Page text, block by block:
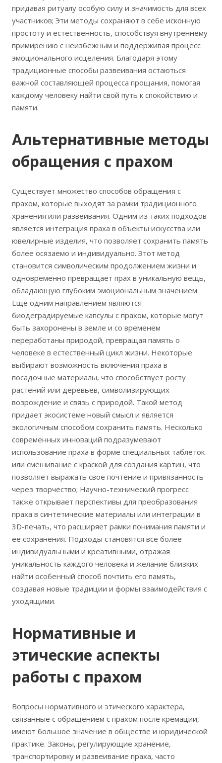
придавая ритуалу особую силу и значимость для всех
участников; Эти методы сохраняют в себе исконную
простоту и естественность, способствуя внутреннему
примирению с неизбежным и поддерживая процесс
эмоционального исцеления. Благодаря этому
традиционные способы развеивания остаються
важной составляющей процесса прощания, помогая
каждому человеку найти свой путь к спокойствию и
памяти.
Альтернативные методы
обращения с прахом
Существует множество способов обращения с
прахом, которые выходят за рамки традиционного
хранения или развеивания. Одним из таких подходов
является интеграция праха в объекты искусства или
ювелирные изделия, что позволяет сохранить память
более осязаемо и индивидуально. Этот метод
становится символическим продолжением жизни и
одновременно превращает прах в уникальную вещь,
обладающую глубоким эмоциональным значением.
Еще одним направлением являются
биодеградируемые капсулы с прахом, которые могут
быть захоронены в земле и со временем
переработаны природой, превращая память о
человеке в естественный цикл жизни. Некоторые
выбирают возможность включения праха в
посадочные материалы, что способствует росту
растений или деревьев, символизирующих
возрождение и связь с природой. Такой метод
придает экосистеме новый смысл и является
экологичным способом сохранить память. Несколько
современных инноваций подразумевают
использование праха в форме специальных таблеток
или смешивание с краской для создания картин, что
позволяет выражать свое почтение и привязанность
через творчество; Научно-технический прогресс
также открывает перспективы для преобразования
праха в синтетические материалы или интеграции в
3D-печать, что расширяет рамки понимания памяти и
ее сохранения. Подходы становятся все более
индивидуальными и креативными, отражая
уникальность каждого человека и желание близких
найти особенный способ почтить его память,
создавая новые традиции и формы взаимодействия с
уходящими.
Нормативные и
этические аспекты
работы с прахом
Вопросы нормативного и этического характера,
связанные с обращением с прахом после кремации,
имеют большое значение в обществе и юридической
практике. Законы, регулирующие хранение,
транспортировку и развеивание праха, часто